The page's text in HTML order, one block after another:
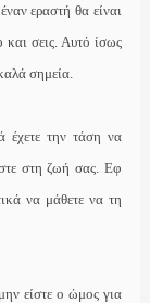
εραστή θα είναι
και σεις. Αυτό ίσως
σημεία.
έχετε την τάση να
στη ζωή σας. Εφ
να μάθετε να τη
είστε ο ώμος για